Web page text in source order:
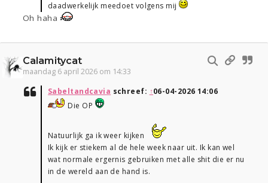
daadwerkelijk meedoet volgens mij
Oh haha
Calamitycat
maandag 6 april 2026 om 14:33
Sabeltandcavia schreef: ↑06-04-2026 14:06
Die OP
Natuurlijk ga ik weer kijken
Ik kijk er stiekem al de hele week naar uit. Ik kan wel
wat normale ergernis gebruiken met alle shit die er nu
in de wereld aan de hand is.